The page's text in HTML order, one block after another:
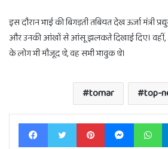
इस दौरान भाई की बिगड़ती तबियत देख ऊर्जा मंत्री
और उनकी आंखों से आंसू झलकते दिखाई दिए।
के लोग भी मौजूद थे, वह सभी भावुक थे।
tomar top-
FacebookTwitter Pinterest